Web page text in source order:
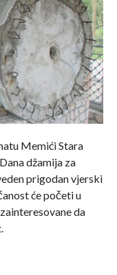
Memići Stara
džamija za
prigodan vjerski
će početi u
da